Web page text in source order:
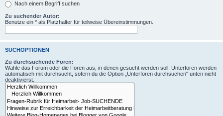
Nach einem Begriff suchen
Zu suchender Autor:
Benutze ein * als Platzhalter für teilweise Übereinstimmungen.
SUCHOPTIONEN
Zu durchsuchende Foren:
Wähle das Forum oder die Foren aus, in denen gesucht werden soll. Unterforen werden
automatisch mit durchsucht, sofern du die Option „Unterforen durchsuchen“ unten nicht
deaktivierst.